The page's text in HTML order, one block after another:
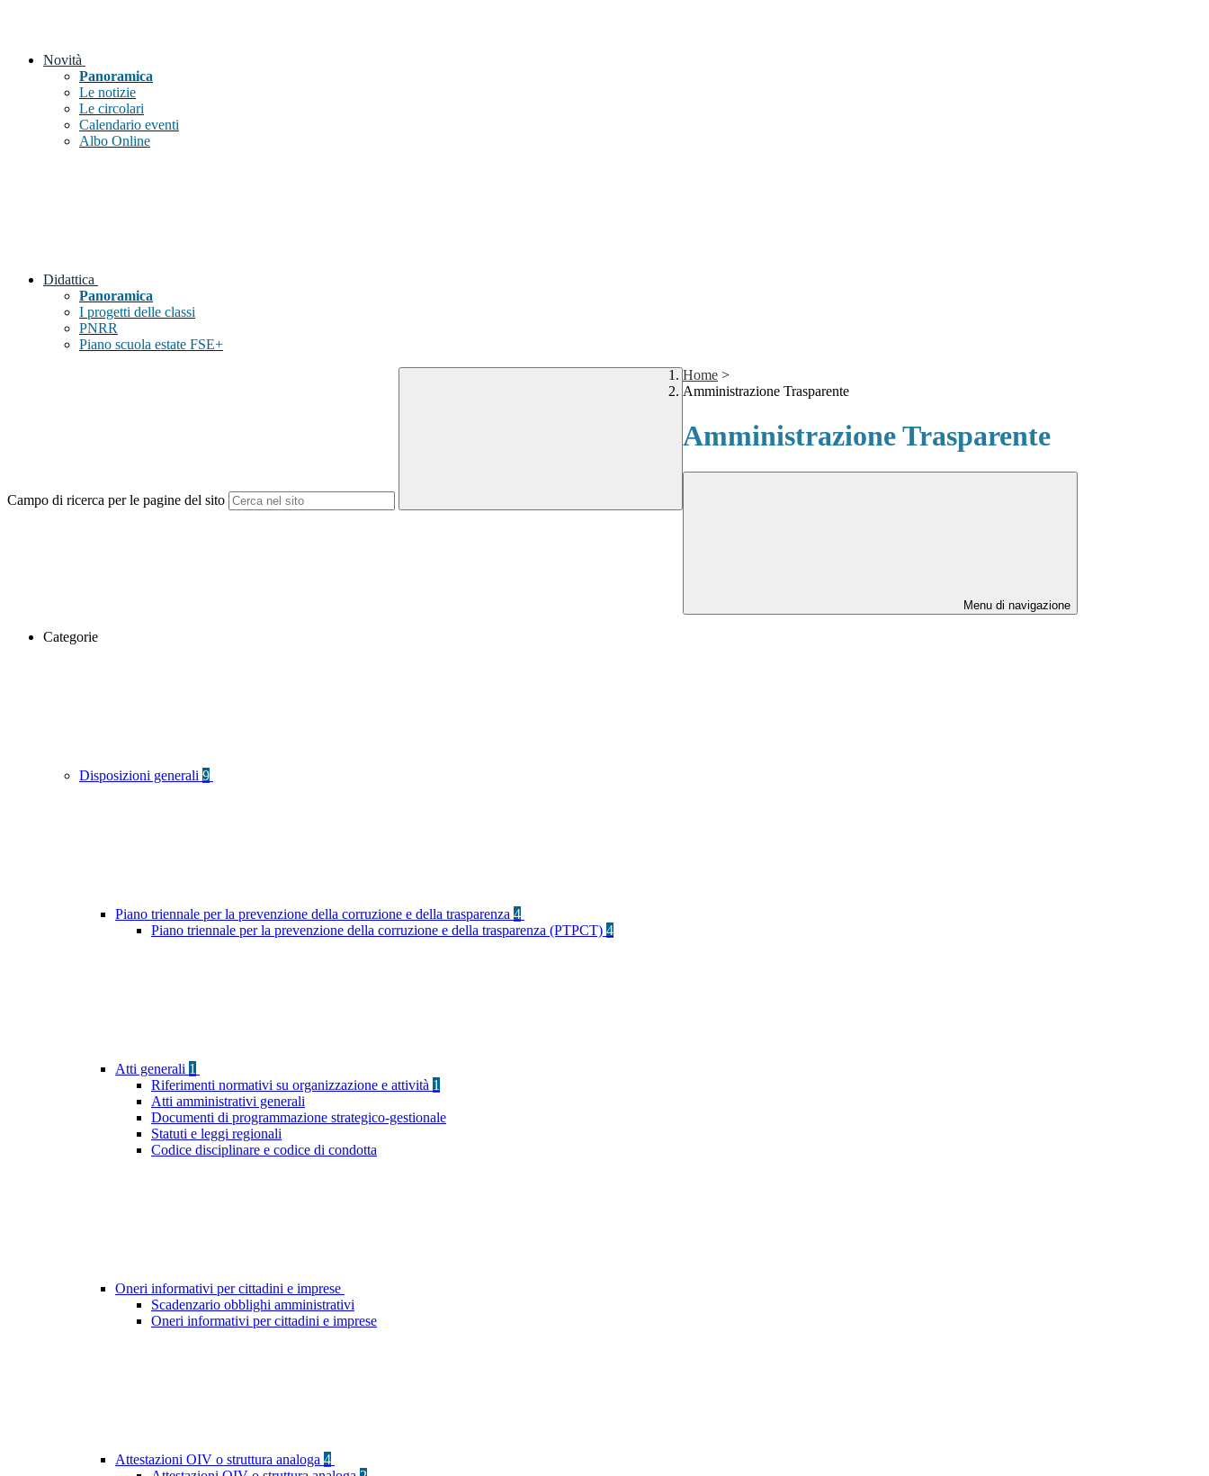
Novità
Panoramica
Le notizie
Le circolari
Calendario eventi
Albo Online
Didattica
Panoramica
I progetti delle classi
PNRR
Piano scuola estate FSE+
Campo di ricerca per le pagine del sito
Home >
Amministrazione Trasparente
Amministrazione Trasparente
Menu di navigazione
Categorie
Disposizioni generali 9
Piano triennale per la prevenzione della corruzione e della trasparenza 4
Piano triennale per la prevenzione della corruzione e della trasparenza (PTPCT) 4
Atti generali 1
Riferimenti normativi su organizzazione e attività 1
Atti amministrativi generali
Documenti di programmazione strategico-gestionale
Statuti e leggi regionali
Codice disciplinare e codice di condotta
Oneri informativi per cittadini e imprese
Scadenzario obblighi amministrativi
Oneri informativi per cittadini e imprese
Attestazioni OIV o struttura analoga 4